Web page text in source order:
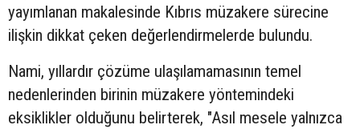
yayımlanan makalesinde Kıbrıs müzakere sürecine
ilişkin dikkat çeken değerlendirmelerde bulundu.
Nami, yıllardır çözüme ulaşılamamasının temel
nedenlerinden birinin müzakere yöntemindeki
eksiklikler olduğunu belirterek, "Asıl mesele yalnızca